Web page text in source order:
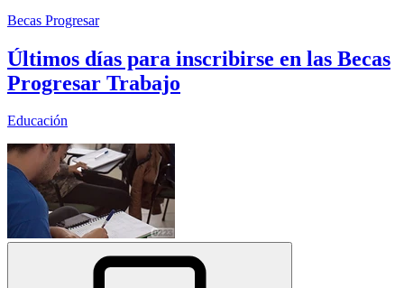
Becas Progresar
Últimos días para inscribirse en las Becas
Progresar Trabajo
Educación